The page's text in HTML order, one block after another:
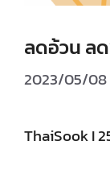
ลดอ้วน ลด
2023/05/08
ThaiSook I